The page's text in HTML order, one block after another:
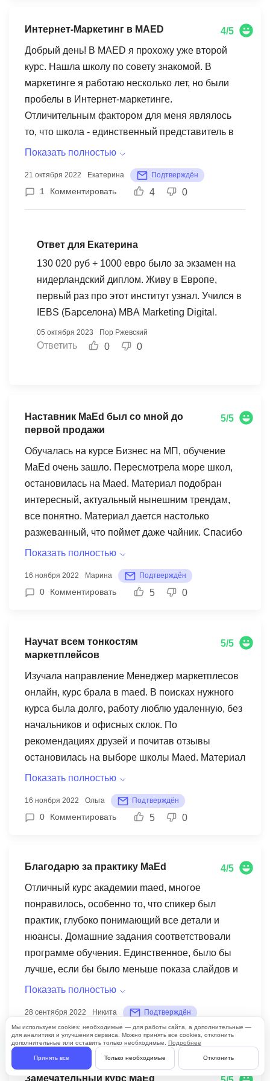
Рекомендую всем школу MaEd.
Интернет-Маркетинг в MAED
4/5
Добрый день! В MAED я прохожу уже второй
курс. Нашла школу по совету знакомой. В
маркетинге я работаю несколько лет, но были
пробелы в Интернет-маркетинге.
Отличительным фактором для меня являлось
то, что школа - единственный представитель в
России NIMA. Для тех, кто знает про нее -
очно, онлайн формат для меня был новым. Но
благодаря простой и интересной подаче,
усвоение нового материала проходило легко.
успел присутствовать - можешь позже
посмотреть урок и ничего не пропустить. Вода
практически отсутствует, а так же дают большой
каталог дополнительной литературы для
обучения. Бывали баги при загрузке уроков, но
это не критично. Если что-то не понятно,
профессиональные преподаватели не оставят
выполнение. Спасибо школе маед и ее команде!
Показать полностью
21 октября 2022 Екатерина Подтверждён
1 Комментировать 4 0
Ответ для Екатерина
130 020 руб + 1000 евро было за экзамен на
нидерландский диплом. Живу в Европе,
первый раз про этот институт узнал. Учился в
IEBS (Барселона) MBA Marketing Digital.
05 октября 2023 Пор Ржевский
Ответить 0 0
Наставник MaEd был со мной до
первой продажи
5/5
Обучалась на курсе Бизнес на МП, обучение
MaEd очень зашло. Пересмотрела море школ,
остановилась на Maed. Материал подобран
интересный, актуальный нынешним трендам,
все понятно. Материал дается настолько
разжеванный, что поймет даже чайник. Спасибо
наставнику, что был со мной до первой продажи
наставник был со мной на видеосвязи.
Домашние задания сложные, но очень
возможно при огромном желании. На портале
все выстроено максимально комфортно,
приятно работать и учиться. Рекомендую
платформу маед.
Показать полностью
16 ноября 2022 Марина Подтверждён
0 Комментировать 5 0
Научат всем тонкостям
маркетплейсов
5/5
Изучала направление Менеджер маркетплесов
онлайн, курс брала в maed. В поисках нужного
курса была долго, работу люблю удаленную, без
начальников и офисных склок. По
рекомендациях друзей и почитав отзывы
остановилась на выборе школы Maed. Материал
лекций не космос объемный, коротенькие, после
Каждый раз тесты засчитываются для
получения в конце курса сертификата, есть
на связи в любое время. На курсе Вас научат
все тонкостям МП, управление личным
кабинетом, созданию и работе с карточками
товара. Рекомендую курс как проверенный на
собственном опыте.
Показать полностью
16 ноября 2022 Ольга Подтверждён
0 Комментировать 5 0
Благодарю за практику MaEd
4/5
Отличный курс академии maed, многое
понравилось, особенно то, что спикер был
практик, глубоко понимающий все детали и
нюансы. Домашние задания соответствовали
программе обучения. Единственное, было бы
лучше, если бы было меньше показа слайдов и
презентации, и больше практики в ЯД и GA с
Также хотелось бы изучить аналитику более
глубоко, например, больше узнать про
когортный анализ, сквозную аналитику. Можно
было бы сделать эти темы в качестве доп.
Показать полностью
28 сентября 2022 Никита Подтверждён
0 Комментировать 4 0
Замечательный курс MaEd
Мы используем cookies: необходимые — для работы сайта, а дополнительные —
для аналитики и улучшения сервиса. Можно принять все cookies, отклонить
дополнительные или оставить только необходимые. Подробнее
Принять все Только необходимые Отклонить